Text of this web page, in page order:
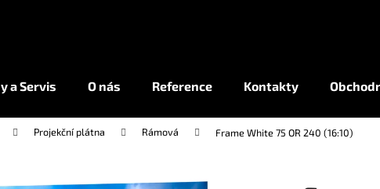
a Servis O nás Reference Kontakty
Projekční plátna Rámová Frame White 75 OR 240 (16:10)
Co potřebujete najít?